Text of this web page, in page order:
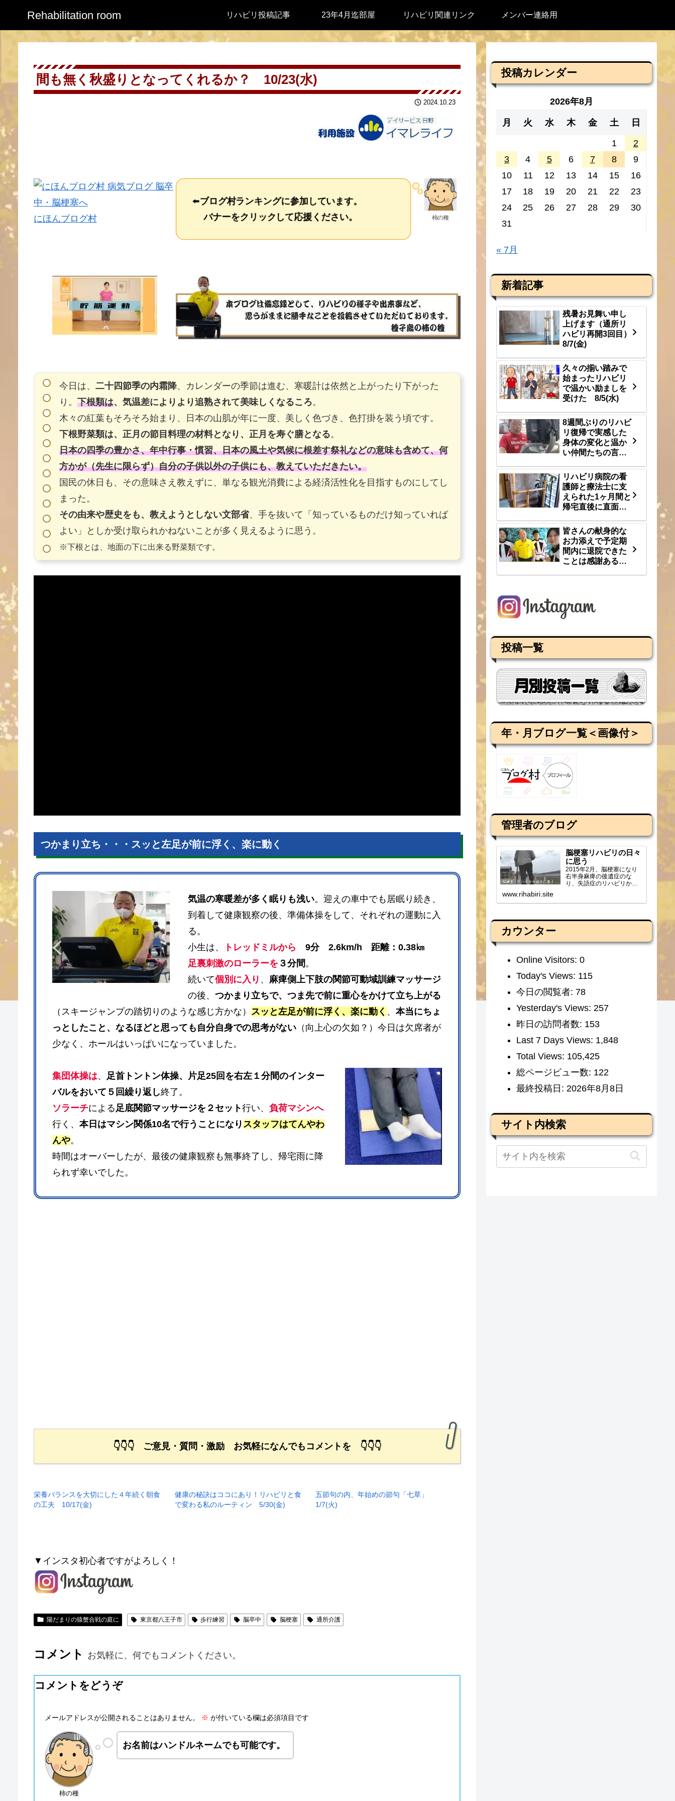
Rehabilitation room リハビリ投稿記事 23年4月迄部屋 リハビリ関連リンク メンバー連絡用
間も無く秋盛りとなってくれるか？ 10/23(水)
2024.10.23
にほんブログ村 柿の種
⬅️ブログ村ランキングに参加しています。
バナーをクリックして応援ください。
今日は、 二十四節季の内霜降、カレンダーの季節は進む、寒暖計は依然と上がったり下がった
り。 下根類は、気温差によりより追熟されて美味しくなるころ。
木々の紅葉もそろそろ始まり、日本の山肌が年に一度、美しく色づき、色打掛を装う頃です。
下根野菜類は、正月の節目料理の材料となり、正月を寿ぐ膳となる。
日本の四季の豊かさ、年中行事・慣習、日本の風土や気候に根差す祭礼などの意味も含めて、何
方かが（先生に限らず）自分の子供以外の子供にも、教えていただきたい。
国民の休日も、その意味さえ教えずに、単なる観光消費による経済活性化を目指すものにしてし
まった。
その由来や歴史をも、教えようとしない文部省、手を抜いて「知っているものだけ知っていれば
よい」としか受け取られかねないことが多く見えるように思う。
※下根とは、地面の下に出来る野菜類です。
つかまり立ち・・・スッと左足が前に浮く、楽に動く
気温の寒暖差が多く眠りも浅い。迎えの車中でも居眠り続き、
到着して健康観察の後、準備体操をして、それぞれの運動に入
る。
小生は、
トレッドミルから
9分 2.6km/h 距離：0.38㎞
足裏刺激のローラーを ３分間 。
続いて個別に入り 、 麻痺側上下肢の関節可動域訓練マッサージ
の後、つかまり立ちで、つま先で前に重心をかけて立ち上がる
（スキージャンプの踏切りのような感じ方かな） スッと左足が前に浮く、楽に動く 、本当にちょ
っとしたこと、なるほどと思っても自分自身での思考がない （向上心の欠如？）今日は欠席者が
少なく、ホールはいっぱいになっていました。
集団体操は、 足首トントン体操、片足25回を右左１分間のインター
バルをおいて５回繰り返し終了。
ソラーチによる足底関節マッサージを２セット行い、負荷マシンへ
行く、本日はマシン関係10名で行うことになり スタッフはてんやわ
んや。
時間はオーバーしたが、最後の健康観察も無事終了し、帰宅雨に降
られず幸いでした。
👇👇👇 ご意見・質問・激励 お気軽になんでもコメントを 👇👇👇
栄養バランスを大切にした４年続く朝食
の工夫 10/17(金)
健康の秘訣はココにあり！リハビリと食
で変わる私のルーティン 5/30(金)
五節句の内、年始めの節句「七草」
1/7(火)
▼インスタ初心者ですがよろしく！
陽だまりの猿蟹合戦の庭に 東京都八王子市 歩行練習 脳卒中 脳梗塞 通所介護
コメント お気軽に、何でもコメントください。
コメントをどうぞ
メールアドレスが公開されることはありません。 ※ が付いている欄は必須項目です
柿の種
お名前はハンドルネームでも可能です。
投稿カレンダー
2026年8月
月 火 水 木 金 土 日
1
2
3
4 5 6 7 8
9
10
11 12 13 14 15
16
17
18 19 20 21 22
23
24
25 26 27 28 29
30
31
« 7月
新着記事
残暑お見舞い申し
上げます（通所リ
ハビリ再開3回目）
8/7(金)
久々の揃い踏みで
始まったリハビリ
で温かい励ましを
受けた 8/5(水)
8週間ぶりのリハビ
リ復帰で実感した
身体の変化と温か
い仲間たちの言
リハビリ病院の看
護師と療法士に支
えられた1ヶ月間と
帰宅直後に直面し
な壁 8/1(土)
皆さんの献身的な
お力添えで予定期
間内に退院できた
ことは感謝あるの
投稿一覧
年・月ブログ一覧＜画像付＞
管理者のブログ
脳梗塞リハビリの日々
に思う
2015年2月、脳梗塞になり
右半身麻痺の後遺症のな
り、失語症のリハビリから
www.rihabiri.site
カウンター
Online Visitors: 0
Today's Views: 115
今日の閲覧者: 78
Yesterday's Views: 257
昨日の訪問者数: 153
Last 7 Days Views: 1,848
Total Views: 105,425
総ページビュー数: 122
最終投稿日: 2026年8月8日
サイト内検索